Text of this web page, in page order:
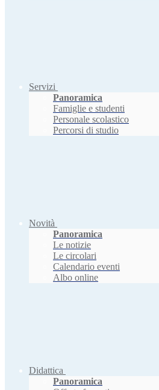
Servizi
Panoramica
Famiglie e studenti
Personale scolastico
Percorsi di studio
Novità
Panoramica
Le notizie
Le circolari
Calendario eventi
Albo online
Didattica
Panoramica